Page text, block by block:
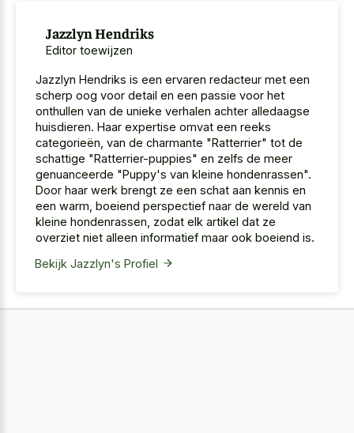
Jazzlyn Hendriks
Editor toewijzen
Jazzlyn Hendriks is een ervaren redacteur met een
scherp oog voor detail en een passie voor het
onthullen van de unieke verhalen achter alledaagse
huisdieren. Haar expertise omvat een reeks
categorieën, van de charmante "Ratterrier" tot de
schattige "Ratterrier-puppies" en zelfs de meer
genuanceerde "Puppy's van kleine hondenrassen".
Door haar werk brengt ze een schat aan kennis en
een warm, boeiend perspectief naar de wereld van
kleine hondenrassen, zodat elk artikel dat ze
overziet niet alleen informatief maar ook boeiend is.
Bekijk Jazzlyn's Profiel